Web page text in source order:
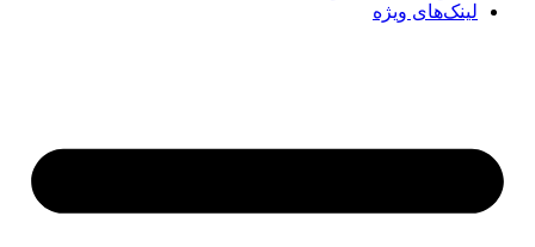
لینک‌های ویژه